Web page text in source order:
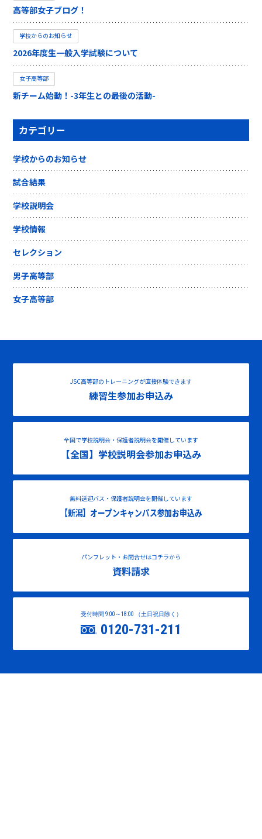
高等部女子ブログ！
学校からのお知らせ
2026年度生一般入学試験について
女子高等部
新チーム始動！-3年生との最後の活動-
カテゴリー
学校からのお知らせ
試合結果
学校説明会
学校情報
セレクション
男子高等部
女子高等部
JSC高等部のトレーニングが直接体験できます
練習生参加お申込み
全国で学校説明会・保護者説明会を開催しています
【全国】学校説明会参加お申込み
無料送迎バス・保護者説明会を開催しています
【新潟】オープンキャンパス参加お申込み
パンフレット・お問合せはコチラから
資料請求
受付時間 9:00～18:00 （土日祝日除く）
0120-731-211